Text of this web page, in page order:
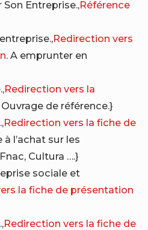
Son Entreprise.,Référence
Redirection vers
. A emprunter en
Redirection vers la
Ouvrage de référence.}
Redirection vers la fiche de
à l’achat sur les
Cultura ….}
sociale et
la fiche de présentation
Redirection vers la fiche de